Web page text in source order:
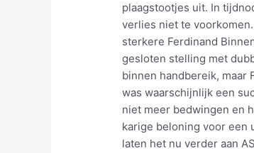
plaagstootjes uit. In
verlies niet te
sterkere Ferdinand
gesloten stelling met
binnen handbereik, maar
was waarschijnlijk een
niet meer bedwingen en
karige beloning voor een
laten het nu verder aan